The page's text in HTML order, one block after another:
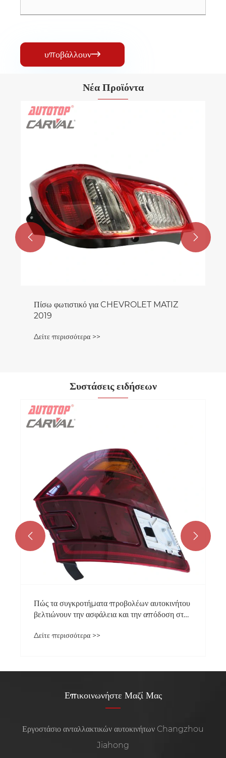
υποβάλλουν
Νέα Προϊόντα
Πίσω φωτιστικό για CHEVROLET MATIZ
2019
Δείτε περισσότερα >>
 
Συστάσεις ειδήσεων
Πώς τα συγκροτήματα προβολέων αυτοκινήτου
βελτιώνουν την ασφάλεια και την απόδοση στην
Δείτε περισσότερα >>
 
Επικοινωνήστε Μαζί Μας
Εργοστάσιο ανταλλακτικών αυτοκινήτων Changzhou
Jiahong